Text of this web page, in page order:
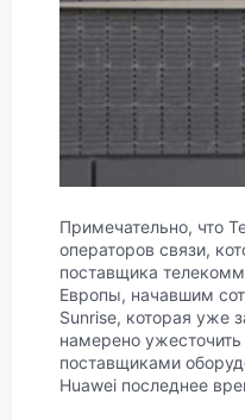
Примечательно, что
операторов связи,
поставщика
Европы, начавшим
Sunrise, которая уже
намерено
поставщиками
Huawei последнее